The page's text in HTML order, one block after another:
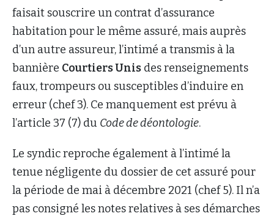
faisait souscrire un contrat d’assurance
habitation pour le même assuré, mais auprès
d’un autre assureur, l’intimé a transmis à la
bannière Courtiers Unis des renseignements
faux, trompeurs ou susceptibles d’induire en
erreur (chef 3). Ce manquement est prévu à
l’article 37 (7) du Code de déontologie.
Le syndic reproche également à l’intimé la
tenue négligente du dossier de cet assuré pour
la période de mai à décembre 2021 (chef 5). Il n’a
pas consigné les notes relatives à ses démarches